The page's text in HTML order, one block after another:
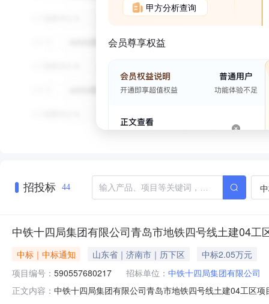
甲方分析查询
会员尊享权益
招投标 44
中铁十四局集团有限公司青岛市地铁四号线土建04工
中标｜中标通知 山东省｜济南市｜历下区
中标2.05万元
项目编号： 590557680217 招标单位： 中铁十四局集团有限公司
正文内容： 中铁十四局集团有限公司青岛市地铁四号线土建04工区